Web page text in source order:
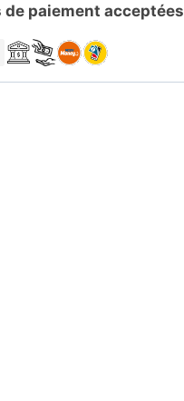
de paiement acceptées